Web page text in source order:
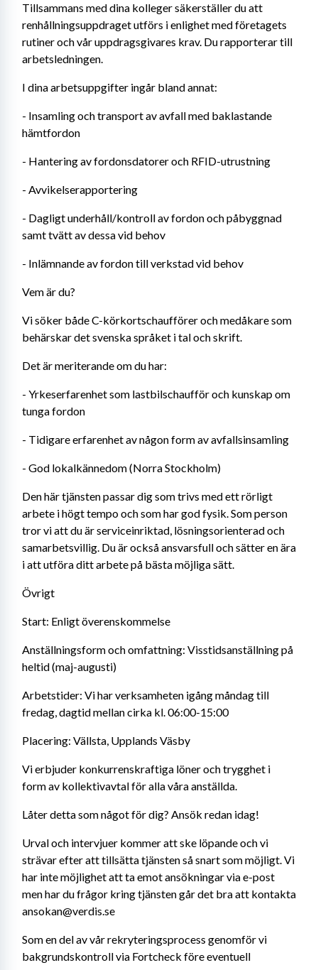
Tillsammans med dina kolleger säkerställer du att
renhållningsuppdraget utförs i enlighet med företagets
rutiner och vår uppdragsgivares krav. Du rapporterar till
arbetsledningen.
I dina arbetsuppgifter ingår bland annat:
- Insamling och transport av avfall med baklastande
hämtfordon
- Hantering av fordonsdatorer och RFID-utrustning
- Avvikelserapportering
- Dagligt underhåll/kontroll av fordon och påbyggnad
samt tvätt av dessa vid behov
- Inlämnande av fordon till verkstad vid behov
Vem är du?
Vi söker både C-körkortschaufförer och medåkare som
behärskar det svenska språket i tal och skrift.
Det är meriterande om du har:
- Yrkeserfarenhet som lastbilschaufför och kunskap om
tunga fordon
- Tidigare erfarenhet av någon form av avfallsinsamling
- God lokalkännedom (Norra Stockholm)
Den här tjänsten passar dig som trivs med ett rörligt
arbete i högt tempo och som har god fysik. Som person
tror vi att du är serviceinriktad, lösningsorienterad och
samarbetsvillig. Du är också ansvarsfull och sätter en ära
i att utföra ditt arbete på bästa möjliga sätt.
Övrigt
Start: Enligt överenskommelse
Anställningsform och omfattning: Visstidsanställning på
heltid (maj-augusti)
Arbetstider: Vi har verksamheten igång måndag till
fredag, dagtid mellan cirka kl. 06:00-15:00
Placering: Vällsta, Upplands Väsby
Vi erbjuder konkurrenskraftiga löner och trygghet i
form av kollektivavtal för alla våra anställda.
Låter detta som något för dig? Ansök redan idag!
Urval och intervjuer kommer att ske löpande och vi
strävar efter att tillsätta tjänsten så snart som möjligt. Vi
har inte möjlighet att ta emot ansökningar via e-post
men har du frågor kring tjänsten går det bra att kontakta
ansokan@verdis.se
Som en del av vår rekryteringsprocess genomför vi
bakgrundskontroll via Fortcheck före eventuell